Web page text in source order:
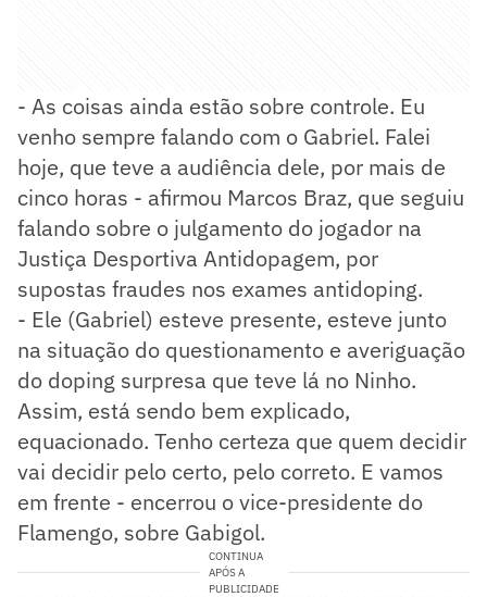
- As coisas ainda estão sobre controle. Eu
venho sempre falando com o Gabriel. Falei
hoje, que teve a audiência dele, por mais de
cinco horas - afirmou Marcos Braz, que seguiu
falando sobre o julgamento do jogador na
Justiça Desportiva Antidopagem, por
supostas fraudes nos exames antidoping.
- Ele (Gabriel) esteve presente, esteve junto
na situação do questionamento e averiguação
do doping surpresa que teve lá no Ninho.
Assim, está sendo bem explicado,
equacionado. Tenho certeza que quem decidir
vai decidir pelo certo, pelo correto. E vamos
em frente - encerrou o vice-presidente do
Flamengo, sobre Gabigol.
CONTINUA
APÓS A
PUBLICIDADE